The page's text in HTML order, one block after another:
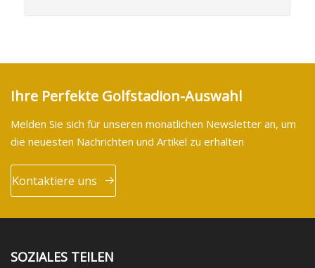
Ihre Perfekte Golfstadion-Auswahl
Melden Sie sich für unseren monatlichen Newsletter an, um
die neuesten Nachrichten und Artikel zu erhalten
Kontaktiere uns
SOZIALES TEILEN